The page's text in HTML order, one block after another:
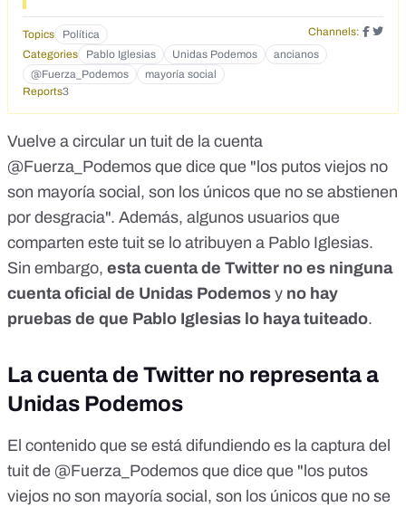
Topics Política
Channels:
Categories
Pablo Iglesias Unidas Podemos
ancianos
@Fuerza_Podemos
mayoría social
Reports3
Vuelve a circular un tuit de la cuenta
@Fuerza_Podemos que dice que "los putos viejos no
son mayoría social, son los únicos que no se abstienen
por desgracia". Además, algunos usuarios que
comparten este tuit se lo atribuyen a Pablo Iglesias.
Sin embargo, esta cuenta de Twitter no es ninguna
cuenta oficial de Unidas Podemos y no hay
pruebas de que Pablo Iglesias lo haya tuiteado.
La cuenta de Twitter no representa a
Unidas Podemos
El contenido que se está difundiendo es la captura del
tuit de @Fuerza_Podemos que dice que "los putos
viejos no son mayoría social, son los únicos que no se